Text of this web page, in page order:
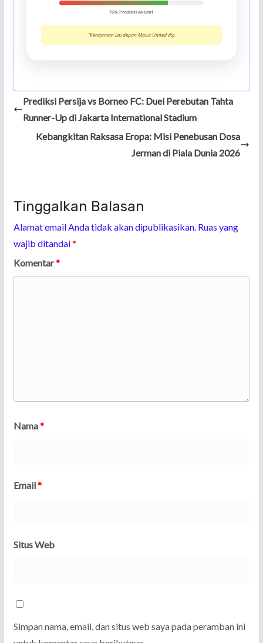
75% Prediksi Akurat
“Ketajaman lini depan Malut United dip
Prediksi Persija vs Borneo FC: Duel Perebutan Tahta
Runner-Up di Jakarta International Stadium
Kebangkitan Raksasa Eropa: Misi Penebusan Dosa
Jerman di Piala Dunia 2026
Tinggalkan Balasan
Alamat email Anda tidak akan dipublikasikan. Ruas yang
wajib ditandai*
Komentar*
Nama*
Email*
Situs Web
Simpan nama, email, dan situs web saya pada peramban ini